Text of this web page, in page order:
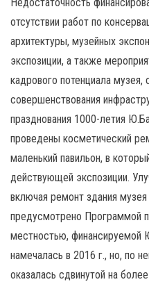
отсутствии работ по
архитектуры, музейных
экспозиции, а также
кадрового потенциала музея,
совершенствования
празднования 1000-летия
проведены косметический
маленький павильон, в
действующей экспозиции.
включая ремонт здания
предусмотрено Программой
местностью, финансируемой
намечалась в 2016 г., но, по
оказалась сдвинутой на